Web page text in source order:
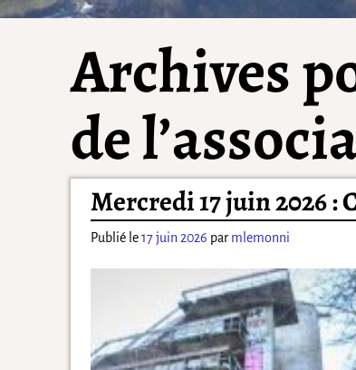
Archives
de
Mercredi 17 juin 2026 :
Publié le17 juin 2026 par mlemonni